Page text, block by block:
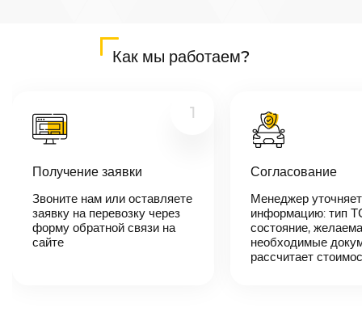
В течении 10
логист
вами,
согласует
детали
автоперевозки,
назовет
Как мы работаем?
1
Получение заявки
Звоните нам или оставляете
заявку на перевозку через
форму обратной связи на
сайте
Согласование
Менеджер уточняет
информацию: тип
состояние,
необходимые
рассчитает